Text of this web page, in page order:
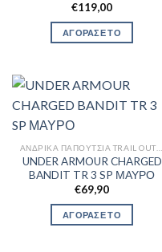
€119,00
ΑΓΟΡΑΣΕ ΤΟ
ΑΝΔΡΙΚΆ ΠΑΠΟΎΤΣΙΑ TRAIL OUTDOR
UNDER ARMOUR CHARGED
BANDIT TR 3 SP ΜΑΥΡΟ
€69,90
ΑΓΟΡΑΣΕ ΤΟ